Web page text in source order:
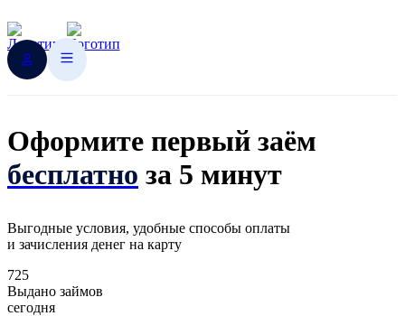
Оформите первый заём
бесплатно за 5 минут
Выгодные условия, удобные способы оплаты
и зачисления денег на карту
725
Выдано займов
сегодня